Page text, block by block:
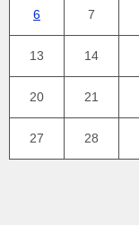
6 7
13 14
20 21
27 28